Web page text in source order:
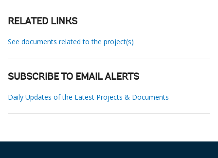
RELATED LINKS
See documents related to the project(s)
SUBSCRIBE TO EMAIL ALERTS
Daily Updates of the Latest Projects & Documents